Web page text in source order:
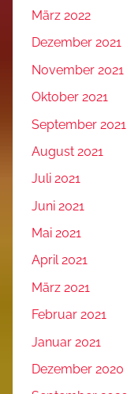
März 2022
Dezember 2021
November 2021
Oktober 2021
September 2021
August 2021
Juli 2021
Juni 2021
Mai 2021
April 2021
März 2021
Februar 2021
Januar 2021
Dezember 2020